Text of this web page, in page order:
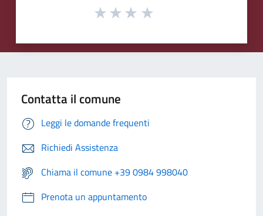
Contatta il comune
Leggi le domande frequenti
Richiedi Assistenza
Chiama il comune +39 0984 998040
Prenota un appuntamento